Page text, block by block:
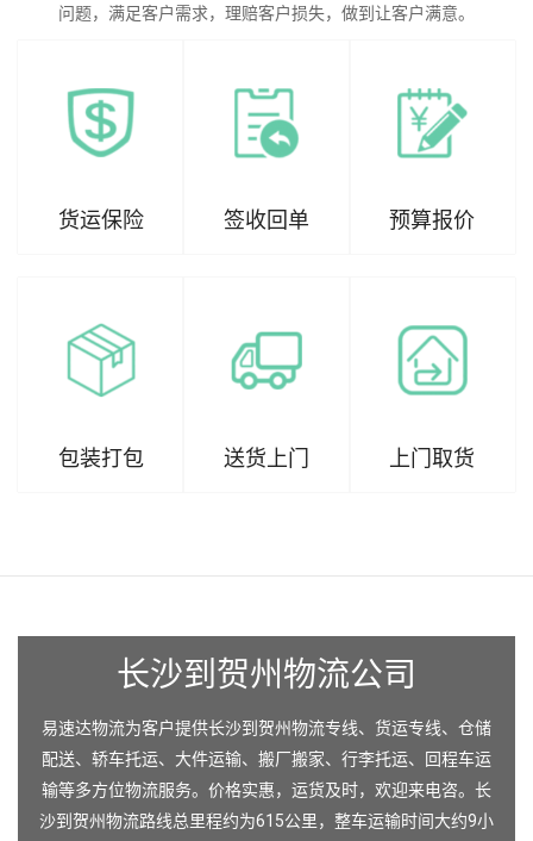
问题，满足客户需求，理赔客户损失，做到让客户满意。
货运保险 签收回单 预算报价
包装打包 送货上门 上门取货
长沙到贺州物流公司
易速达物流为客户提供长沙到贺州物流专线、货运专线、仓储
配送、轿车托运、大件运输、搬厂搬家、行李托运、回程车运
输等多方位物流服务。价格实惠，运货及时，欢迎来电咨。长
沙到贺州物流路线总里程约为615公里，整车运输时间大约9小